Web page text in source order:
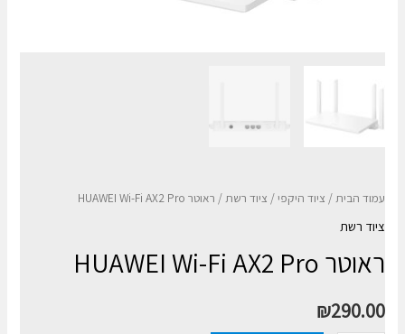
עמוד הבית/ ציוד היקפי/ ציוד רשת/ ראוטר HUAWEI Wi-Fi AX2 Pro
ציוד רשת
ראוטר HUAWEI Wi-Fi AX2 Pro
₪290.00